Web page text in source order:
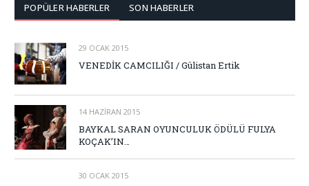
POPÜLER HABERLER SON HABERLER
29 OCAK 2015
VENEDİK CAMCILIĞI / Gülistan Ertik
14 HAZIRAN 2015
BAYKAL SARAN OYUNCULUK ÖDÜLÜ FULYA
KOÇAK’IN…
30 OCAK 2015